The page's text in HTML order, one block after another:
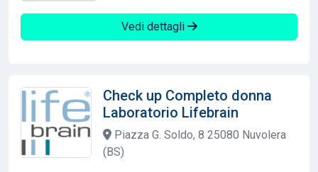
Vedi dettagli
Check up Completo donna
Laboratorio Lifebrain
Piazza G. Soldo, 8 25080 Nuvolera
(BS)